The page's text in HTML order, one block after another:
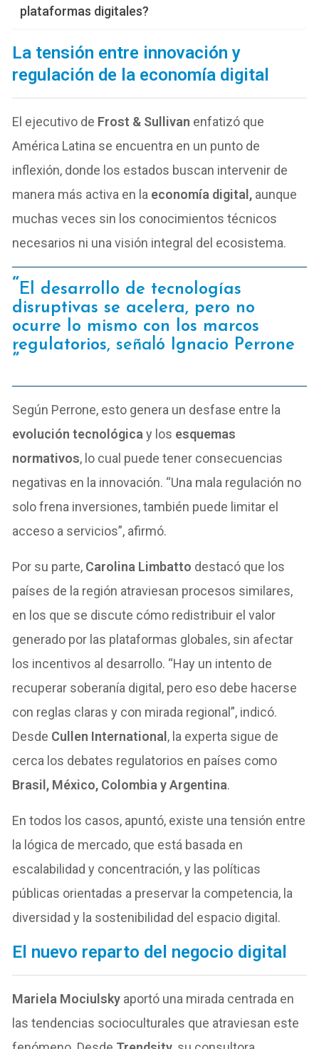
plataformas digitales?
La tensión entre innovación y
regulación de la economía digital
El ejecutivo de Frost & Sullivan enfatizó que
América Latina se encuentra en un punto de
inflexión, donde los estados buscan intervenir de
manera más activa en la economía digital, aunque
muchas veces sin los conocimientos técnicos
necesarios ni una visión integral del ecosistema.
El desarrollo de tecnologías
disruptivas se acelera, pero no
ocurre lo mismo con los marcos
regulatorios, señaló Ignacio Perrone
Según Perrone, esto genera un desfase entre la
evolución tecnológicay los esquemas
normativos, lo cual puede tener consecuencias
negativas en la innovación. “Una mala regulación no
solo frena inversiones, también puede limitar el
acceso a servicios”, afirmó.
Por su parte, Carolina Limbatto destacó que los
países de la región atraviesan procesos similares,
en los que se discute cómo redistribuir el valor
generado por las plataformas globales, sin afectar
los incentivos al desarrollo. “Hay un intento de
recuperar soberanía digital, pero eso debe hacerse
con reglas claras y con mirada regional”, indicó.
Desde Cullen International , la experta sigue de
cerca los debates regulatorios en países como
Brasil, México, Colombia y Argentina.
En todos los casos, apuntó, existe una tensión entre
la lógica de mercado, que está basada en
escalabilidad y concentración, y las políticas
públicas orientadas a preservar la competencia, la
diversidad y la sostenibilidad del espacio digital.
El nuevo reparto del negocio digital
Mariela Mociulsky aportó una mirada centrada en
las tendencias socioculturales que atraviesan este